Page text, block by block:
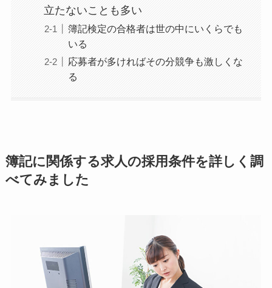
立たないことも多い
簿記検定の合格者は世の中にいくらでも
いる
応募者が多ければその分競争も激しくな
る
簿記に関係する求人の採用条件を詳しく調
べてみました